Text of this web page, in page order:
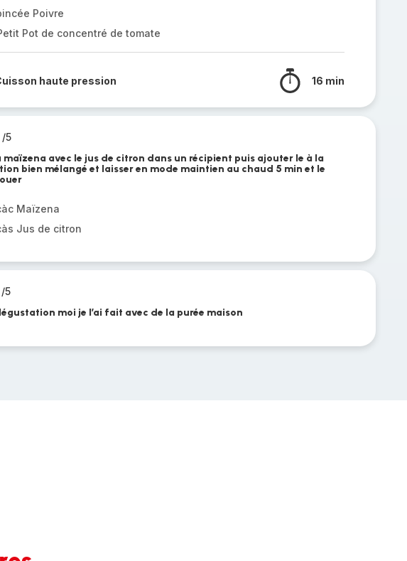
Poivre
Pot de concentré de tomate
haute pression 16 min
/5
maïzena avec le jus de citron dans un récipient puis ajouter le à la
bien mélangé et laisser en mode maintien au chaud 5 min et le
Maïzena
Jus de citron
/5
moi je l’ai fait avec de la purée maison